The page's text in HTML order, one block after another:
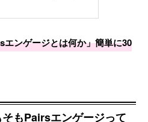
ンゲージとは何か」簡単に30
そもPairsエンゲージって